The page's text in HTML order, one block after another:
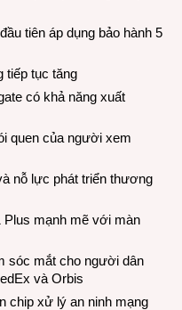
tiên áp dụng bảo hành 5
tiếp tục tăng
có khả năng xuất
quen của người xem
nỗ lực phát triển thương
Plus mạnh mẽ với màn
sóc mắt cho người dân
và Orbis
chip xử lý an ninh mạng